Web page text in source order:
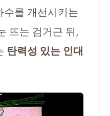
수를 개선시키는
뜨는 검거근 뒤,
탄력성 있는 인대